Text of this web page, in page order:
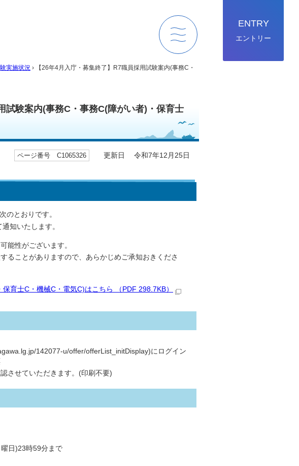
ENTRY
エントリー
実施状況 › 【26年4月入庁・募集終了】R7職員採用試験案内(事務C・
試験案内(事務C・事務C(障がい者)・保育士
ページ番号 C1065326 更新日 令和7年12月25日
のとおりです。
知いたします。
能性がございます。
ることがありますので、あらかじめご承知おきくださ
育士C・機械C・電気C)はこちら （PDF 298.7KB）
142077-u/offer/offerList_initDisplay)にログイン
させていただきます。(印刷不要)
日)23時59分まで